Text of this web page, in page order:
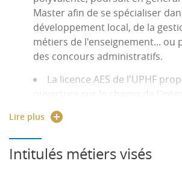
organiser son travail : cet
l'importance, pour la filière AES,
candidat à travailler de façon
beaucoup de filières
l'organisation et au travail
limitée des enseignements est
donne lieu à des rendus
(les travaux dirigés).
Etre intéressé par les
Master afin de se spécialiser
développement local, de la
métiers de l'enseignement... ou
des concours administratifs.
La licence AES de l'UPHF
(licence professionnelle
Master Gestion des Territoires
Local parcours Développement
Solidaire).
Lire plus
Intitulés métiers visés